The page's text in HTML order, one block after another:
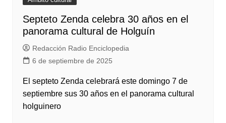
Septeto Zenda celebra 30 años en el
panorama cultural de Holguín
Redacción Radio Enciclopedia
6 de septiembre de 2025
El septeto Zenda celebrará este domingo 7 de
septiembre sus 30 años en el panorama cultural
holguinero